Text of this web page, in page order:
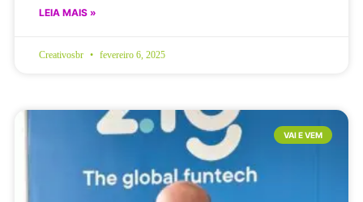
LEIA MAIS »
Creativosbr fevereiro 6, 2025
VAI E VEM